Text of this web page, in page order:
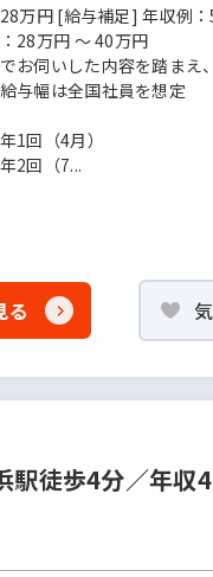
万円 [給与補足] 年収例
28万円 ～ 40万円
お伺いした内容を踏まえ
与幅は全国社員を想定
1回（4月）
2回（7...
る
徒歩4分／年収